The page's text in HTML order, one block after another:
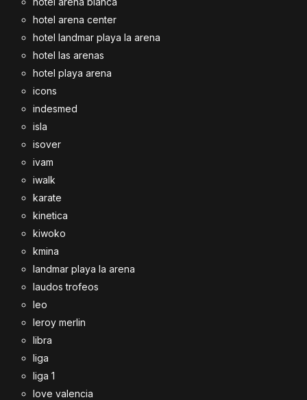
hotel arena center
hotel landmar playa la arena
hotel las arenas
hotel playa arena
icons
indesmed
isla
isover
ivam
iwalk
karate
kinetica
kiwoko
kmina
landmar playa la arena
laudos trofeos
leo
leroy merlin
libra
liga
liga 1
love valencia